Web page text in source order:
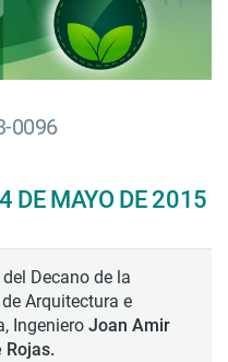
0096
DE MAYO DE 2015
Decano de la
Arquitectura e
Ingeniero Joan Amir
Rojas.